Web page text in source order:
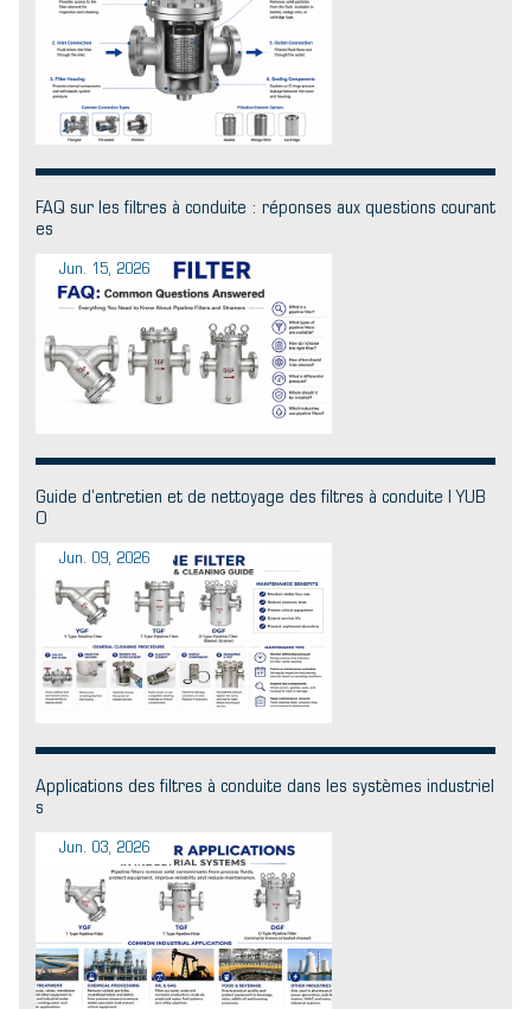
FAQ sur les filtres à conduite : réponses aux questions courant
es
Jun. 15, 2026
Guide d’entretien et de nettoyage des filtres à conduite | YUB
O
Jun. 09, 2026
Applications des filtres à conduite dans les systèmes industriel
s
Jun. 03, 2026